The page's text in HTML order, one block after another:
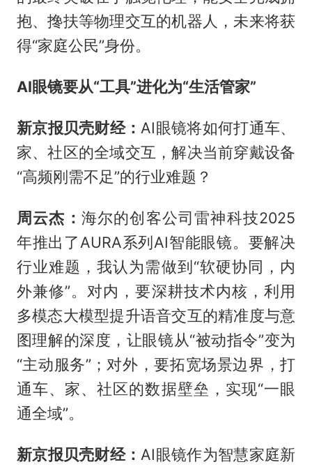
抱、搀扶等物理交互的机器人，未来将获
得“家庭公民”身份。
AI眼镜要从“工具”进化为“生活管家”
新京报贝壳财经：AI眼镜将如何打通车、
家、社区的全域交互，解决当前穿戴设备
“高频刚需不足”的行业难题？
周云杰： 海尔的创客公司雷神科技2025
年推出了AURA系列AI智能眼镜。要解决
行业难题，我认为需做到“软硬协同，内
外兼修”。对内，要深耕技术内核，利用
多模态大模型提升语音交互的精准度与意
图理解的深度，让眼镜从“被动指令”变为
“主动服务”；对外，要拓宽场景边界，打
通车、家、社区的数据壁垒，实现“一眼
通全域”。
新京报贝壳财经： AI眼镜作为智慧家庭新